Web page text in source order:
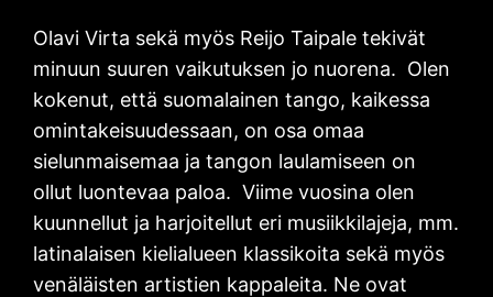
Olavi Virta sekä myös Reijo Taipale tekivät
minuun suuren vaikutuksen jo nuorena. Olen
kokenut, että suomalainen tango, kaikessa
omintakeisuudessaan, on osa omaa
sielunmaisemaa ja tangon laulamiseen on
ollut luontevaa paloa. Viime vuosina olen
kuunnellut ja harjoitellut eri musiikkilajeja, mm.
latinalaisen kielialueen klassikoita sekä myös
venäläisten artistien kappaleita. Ne ovat